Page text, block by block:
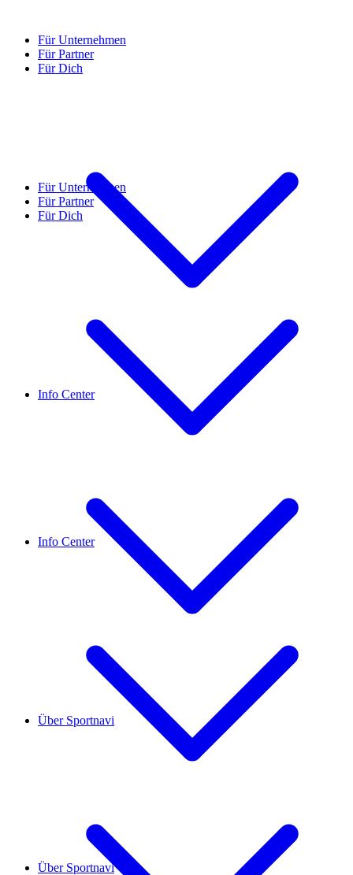
Für Unternehmen
Für Partner
Für Dich
Info Center
Über Sportnavi
Für Unternehmen
Für Partner
Für Dich
Info Center
Über Sportnavi